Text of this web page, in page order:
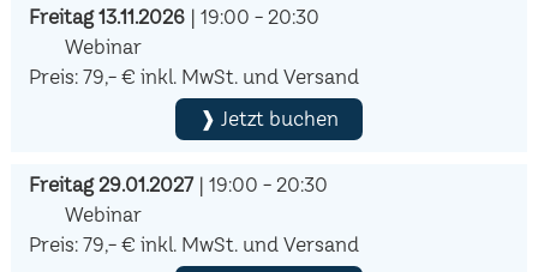
Freitag 13.11.2026| 19:00 - 20:30
Webinar
Preis: 79,- € inkl. MwSt. und Versand
❱ Jetzt buchen
Freitag 29.01.2027| 19:00 - 20:30
Webinar
Preis: 79,- € inkl. MwSt. und Versand